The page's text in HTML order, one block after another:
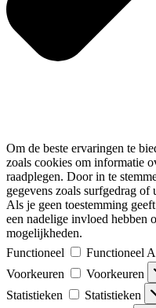
Om de beste ervaringen te
zoals cookies om informatie
raadplegen. Door in te
gegevens zoals surfgedrag
Als je geen toestemming
een nadelige invloed hebben
mogelijkheden.
Functioneel
Functioneel
Voorkeuren
Voorkeuren
Statistieken
Statistieken